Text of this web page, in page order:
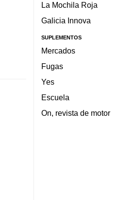
La Mochila Roja
Galicia Innova
SUPLEMENTOS
Mercados
Fugas
Yes
Escuela
On, revista de motor